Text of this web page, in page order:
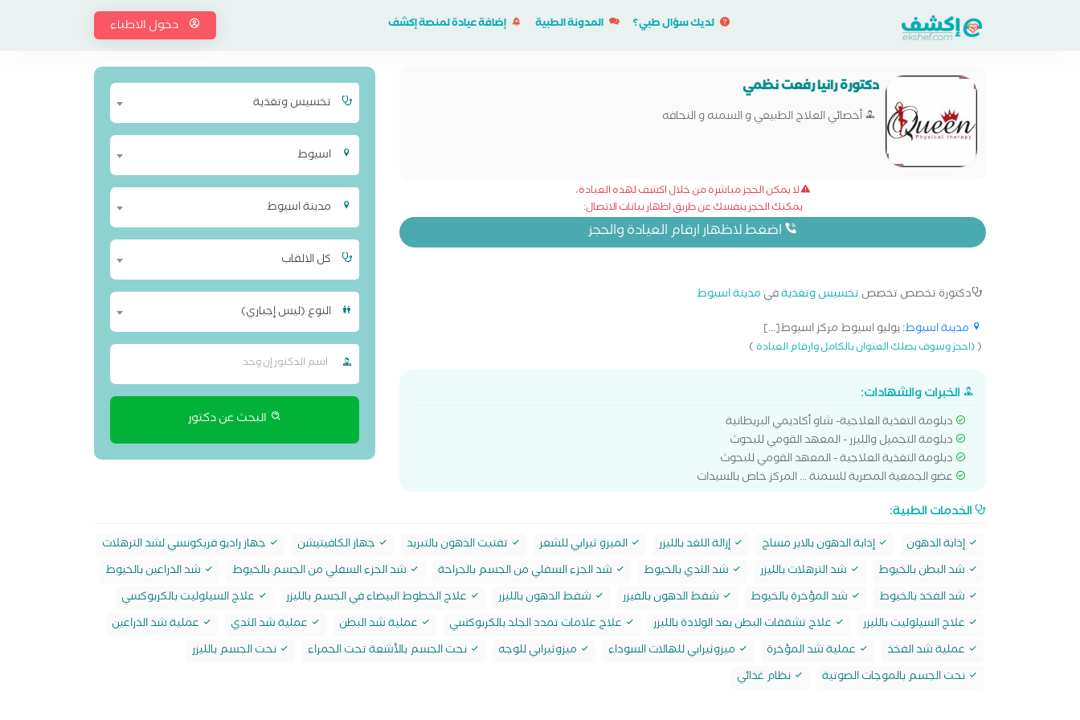
لديك سؤال طبي؟ المدونة الطبية إضافة عيادة لمنصة إكشف دخول الاطباء
دكتورة رانيا رفعت نظمي
أخصائي العلاج الطبيعي و السمنه و النحافه
لا يمكن الحجز مباشرة من خلال اكشف لهذه العيادة،
يمكنك الحجز بنفسك عن طريق اظهار بيانات الاتصال:
اضغط لاظهار ارقام العيادة والحجز
دكتورة تخصص تخصص تخسيس وتغذيةفي مدينة اسيوط
مدينة اسيوط: يوليو اسيوط مركز اسيوط[...]
((احجز وسوف يصلك العنوان بالكامل وارقام العيادة)
الخبرات والشهادات:
دبلومة التغذية العلاجية- شاو أكاديمي البريطانية
دبلومة التجميل والليزر - المعهد القومي للبحوث
دبلومة التغذية العلاجية - المعهد القومي للبحوث
عضو الجمعية المصرية للسمنة ... المركز خاص بالسيدات
تخسيس وتغذية
اسيوط
مدينة اسيوط
كل الالقاب
النوع (ليس إجباري)
البحث عن دكتور
الخدمات الطبية:
إذابة الدهون إذابة الدهون بالاير مساج إزالة اللغد بالليزر الميزو ثيرابي للشعر تفتيت الدهون بالتبريد جهاز الكافيتيشن
جهاز راديو فريكونسي لشد الترهلات
شد البطن بالخيوط
شد الترهلات بالليزر شد الثدي بالخيوط شد الجزء السفلي من الجسم بالجراحة شد الجزء السفلي من الجسم بالخيوط
شد الذراعين بالخيوط
شد الفخذ بالخيوط
شد المؤخرة بالخيوط شفط الدهون بالفيزر شفط الدهون بالليزر علاج الخطوط البيضاء في الجسم بالليزر
علاج السيلوليت بالكربوكسي
علاج السيلوليت بالليزر
علاج تشققات البطن بعد الولادة بالليزر علاج علامات تمدد الجلد بالكربوكسي عملية شد البطن عملية شد الثدي
عملية شد الذراعين
عملية شد الفخذ
عملية شد المؤخرة ميزوثيرابي للهالات السوداء ميزوثيرابي للوجه نحت الجسم بالأشعة تحت الحمراء
نحت الجسم بالليزر
نحت الجسم بالموجات الصوتية
نظام غذائي